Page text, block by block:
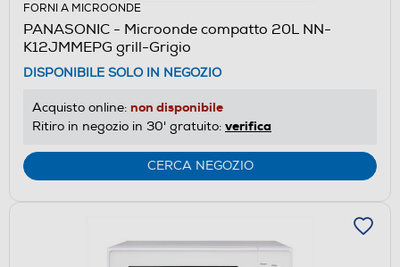
FORNI A MICROONDE
PANASONIC - Microonde compatto 20L NN-
K12JMMEPG grill-Grigio
DISPONIBILE SOLO IN NEGOZIO
Acquisto online: non disponibile
Ritiro in negozio in 30' gratuito: verifica
CERCA NEGOZIO